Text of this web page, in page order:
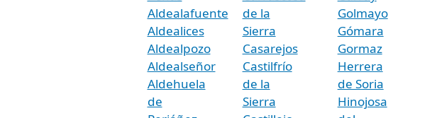
Aldealafuente
Aldealices
Aldealpozo
Aldealseñor
Aldehuela
de
de la
Sierra
Casarejos
Castilfrío
de la
Sierra
Golmayo
Gómara
Gormaz
Herrera
de Soria
Hinojosa